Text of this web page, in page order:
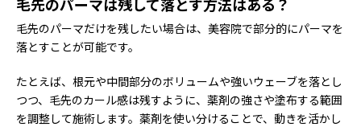
毛先のパーマだけを残したい場合は、美容院で部分的にパーマを
落とすことが可能です。
たとえば、根元や中間部分のボリュームや強いウェーブを落とし
つつ、毛先のカール感は残すように、薬剤の強さや塗布する範囲
を調整して施術します。薬剤を使い分けることで、動きを活かし